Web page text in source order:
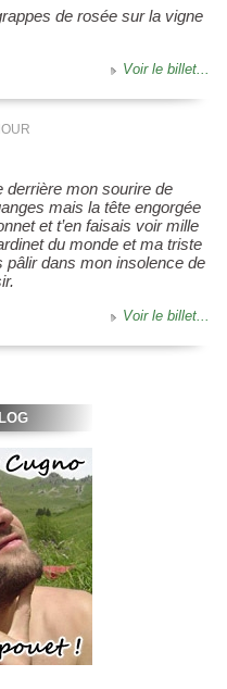
de rosée sur la vigne
Voir le billet...
derrière mon sourire de
mais la tête engorgée
et t’en faisais voir mille
du monde et ma triste
dans mon insolence de
Voir le billet...